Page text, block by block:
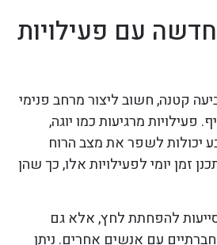
עם פעילויות
קטנה, חשוב ליצור מרחב פנימי
מרגיעות כמו יוגה,
יכולות לשפר את מצב הרוח
זמן יומי לפעילויות אלו, כך שהן
להפחתת לחץ, אלא גם
עם אנשים אחרים. ניתן